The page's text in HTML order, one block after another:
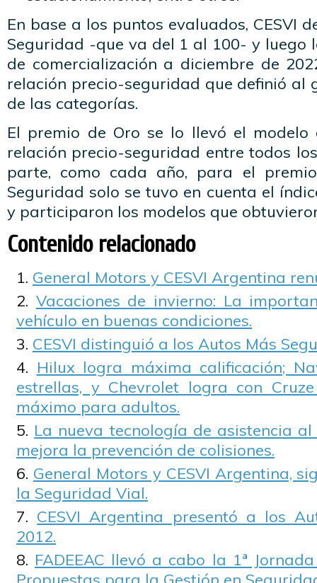
En base a los puntos evaluados, CESVI
Seguridad -que va del 1 al 100- y luego
de comercialización a diciembre de
relación precio-seguridad que definió al
de las categorías.
El premio de Oro se lo llevó el
relación precio-seguridad entre todos
parte, como cada año, para el
Seguridad solo se tuvo en cuenta el
y participaron los modelos que
Contenido relacionado
General Motors y CESVI Argentina
Vacaciones de invierno: La
vehículo en buenas condiciones.
CESVI distinguió a los Autos Más
Hilux logra máxima calificación;
estrellas, y Chevrolet logra con
máximo para adultos.
La nueva tecnología de asistencia
mejora la prevención de colisiones.
General Motors y CESVI Argentina,
la Seguridad Vial.
CESVI Argentina presentó a los
2012.
FADEEAC llevó a cabo la 1ª